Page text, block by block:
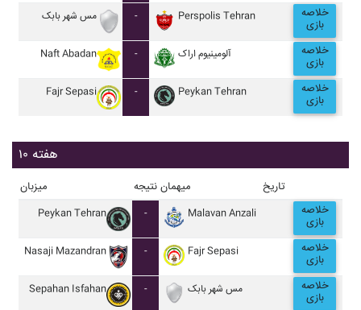
مس شهر بابک - Perspolis Tehran خلاصه
بازی
Naft Abadan - آلومينيوم اراک خلاصه
بازی
Fajr Sepasi - Peykan Tehran خلاصه
بازی
هفته ۱۰
میزبان نتیجه میهمان تاریخ
Peykan Tehran - Malavan Anzali خلاصه
بازی
Nasaji Mazandran - Fajr Sepasi خلاصه
بازی
Sepahan Isfahan - مس شهر بابک خلاصه
بازی